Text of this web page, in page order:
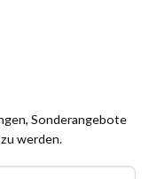
Sonderangebote
werden.